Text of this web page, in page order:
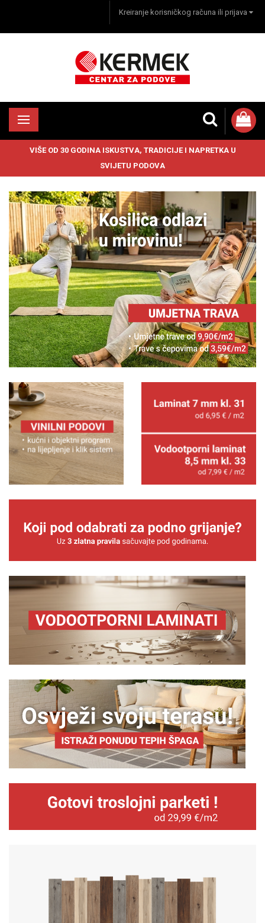
Kreiranje korisničkog računa ili prijava
VIŠE OD 30 GODINA ISKUSTVA, TRADICIJE I NAPRETKA U
SVIJETU PODOVA